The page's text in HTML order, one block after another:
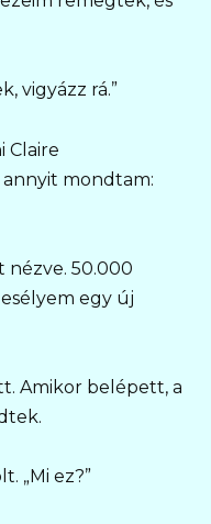
vigyázz rá.”
Claire
mondtam:
nézve. 50.000
egy új
Amikor belépett, a
„Mi ez?”